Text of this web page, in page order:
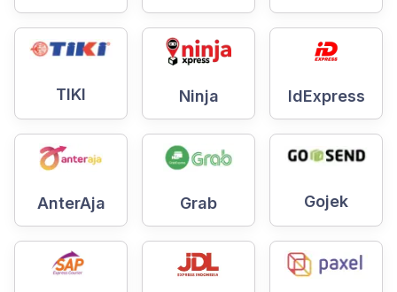
TIKI Ninja IdExpress
AnterAja Grab Gojek